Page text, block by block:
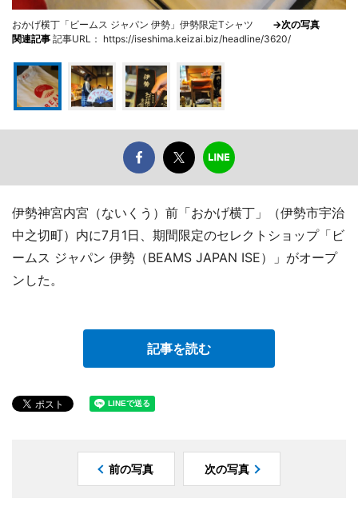
おかげ横丁「ビームス ジャパン 伊勢」伊勢限定Tシャツ →次の写真
関連記事 記事URL： https://iseshima.keizai.biz/headline/3620/
伊勢神宮内宮（ないくう）前「おかげ横丁」（伊勢市宇治
中之切町）内に7月1日、期間限定のセレクトショップ「ビ
ームス ジャパン 伊勢（BEAMS JAPAN ISE）」がオープ
ンした。
記事を読む
前の写真 次の写真